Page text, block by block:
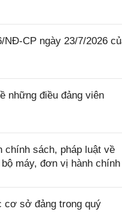
NĐ-CP ngày 23/7/2026
những điều đảng viên
chính sách, pháp luật về
máy, đơn vị hành chính
cơ sở đảng trong quý